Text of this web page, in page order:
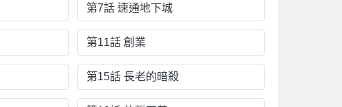
第7話 速通地下城
第11話 創業
第15話 長老的暗殺